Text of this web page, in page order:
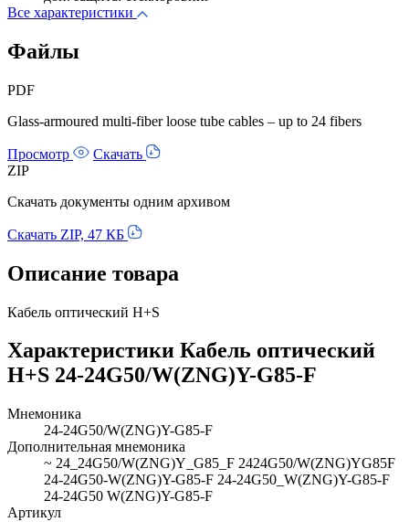
Все характеристики
Файлы
PDF
Glass-armoured multi-fiber loose tube cables – up to 24 fibers
Просмотр
Скачать
ZIP
Скачать документы одним архивом
Скачать ZIP, 47 КБ
Описание товара
Кабель оптический H+S
Характеристики Кабель оптический
H+S 24-24G50/W(ZNG)Y-G85-F
Мнемоника
24-24G50/W(ZNG)Y-G85-F
Дополнительная мнемоника
~ 24_24G50/W(ZNG)Y_G85_F 2424G50/W(ZNG)YG85F
24-24G50-W(ZNG)Y-G85-F 24-24G50_W(ZNG)Y-G85-F
24-24G50 W(ZNG)Y-G85-F
Артикул